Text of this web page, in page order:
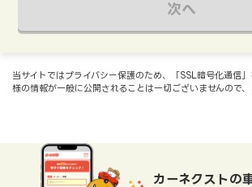
次へ
当サイトではプライバシー保護のため、「SSL暗号化通信
様の情報が一般に公開されることは一切ございませんので、
カーネクストの